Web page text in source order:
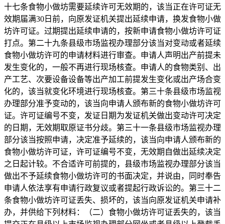
十七条食物小做坊需要延续许可无效期的，该当正在许可证无
效期届满30日前，向原发证机关提出延续申请，换发食物小做
坊许可证。过期提出延续申请的，按新申请食物小做坊许可证
打点。第二十九条县级市场监视办理部分该当对变动或者延续
食物小做坊许可的申请材料进行审查。申请人声明出产前提未
发生变化的，一般不再进行现场核查。申请人的食物类别、出
产工艺、次要设备设备等出产加工前提发生变化或出产场合变
化的，该当就变化环境进行现场核查。第三十条县级市场监视
办理部分准予变动的，该当向申请人颁布新的食物小做坊许可
证。许可证编号不变，发证日期为发证机关做出变动许可决定
的日期，无效期取原证书分歧。第三十一条县级市场监视办理
部分该当按照申请，决定准予延续的，该当向申请人颁布新的
食物小做坊许可证，许可证编号不变，无效期自做出延续决定
之日起计较。不合适许可前提的，县级市场监视办理部分该当
做出不予延续食物小做坊许可的书面决定，并说由，同时奉告
申请人依法享有申请行政复议或者提起行政诉讼的。第三十二
条食物小做坊许可证丢失、损坏的，该当向原发证机关申请补
办，并供给下列材料：（二）食物小做坊许可证丢失的，该当